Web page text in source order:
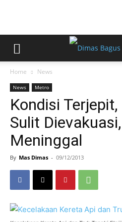
Home News
News Metro
Kondisi
Sulit
Meninggal
By Mas Dimas - 09/12/2013